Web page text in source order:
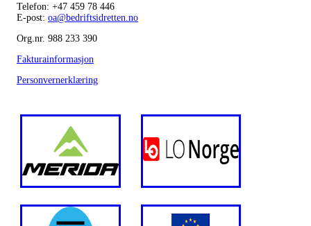
Telefon: +47 459 78 446
E-post: oa@bedriftsidretten.no
Org.nr. 988 233 390
Fakturainformasjon
Personvernerklæring